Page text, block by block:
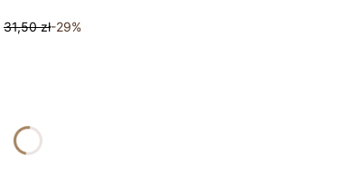
31,50 zł-29%